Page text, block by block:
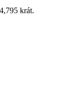
krát.